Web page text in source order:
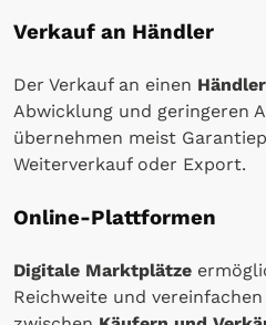
Verkauf an Händler
Der Verkauf an einen Händler
Abwicklung und geringeren
übernehmen meist
Weiterverkauf oder Export.
Online-Plattformen
Digitale Marktplätze
Reichweite und